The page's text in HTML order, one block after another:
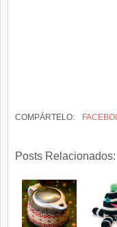
COMPÁRTELO:
Posts Relacionados: